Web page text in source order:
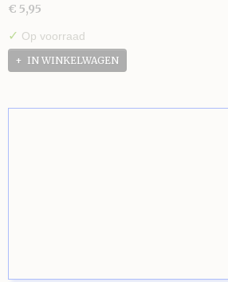
€ 5,95
✓ Op voorraad
IN WINKELWAGEN